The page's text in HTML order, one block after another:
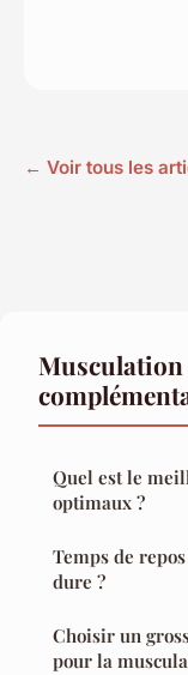
← Voir tous les
Quel est le
optimaux ?
Temps de
dure ?
Choisir un
pour la